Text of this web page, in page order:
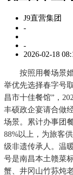
J9直营集团
-
-
2026-02-18
按照用餐场景婚
举优先选择春字号
昌市十佳餐馆”，
丰硕政企宴请合做
场景。累计办事团
88%以上，为旅客
级非遗传承人。温
号是南昌本土赣菜
蟹、井冈山竹荪炖